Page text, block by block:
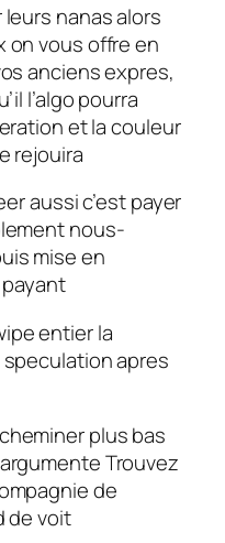
nanas alors
on vous offre en
anciens expres,
l’algo pourra
et la couleur
rejouira
aussi c’est payer
nous-
mise en
entier la
apres
plus bas
Trouvez
de
de voit